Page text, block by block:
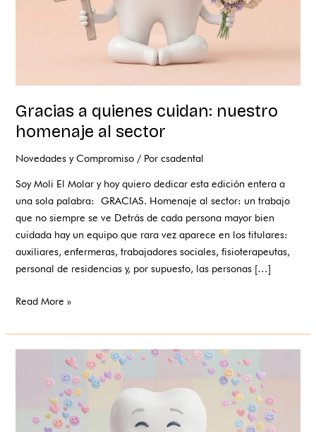
Gracias a quienes cuidan: nuestro
homenaje al sector
Novedades y Compromiso / Porcsadental
Soy Moli El Molar y hoy quiero dedicar esta edición entera a
una sola palabra: GRACIAS. Homenaje al sector: un trabajo
que no siempre se ve Detrás de cada persona mayor bien
cuidada hay un equipo que rara vez aparece en los titulares:
auxiliares, enfermeras, trabajadores sociales, fisioterapeutas,
personal de residencias y, por supuesto, las personas […]
Read More »
nuestro